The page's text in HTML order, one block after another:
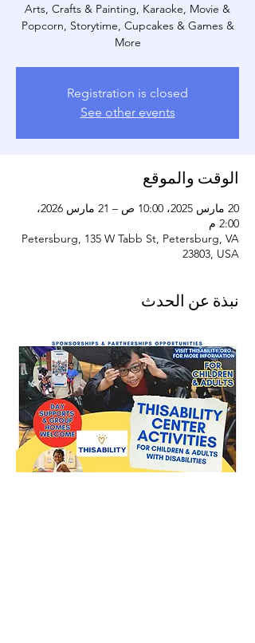
Arts, Crafts & Painting, Karaoke, Movie &
Popcorn, Storytime, Cupcakes & Games &
More
Registration is closed
See other events
الوقت والموقع
20 مارس 2025، 10:00 ص – 21 مارس 2026،
2:00 م
Petersburg, 135 W Tabb St, Petersburg, VA
23803, USA
نبذة عن الحدث